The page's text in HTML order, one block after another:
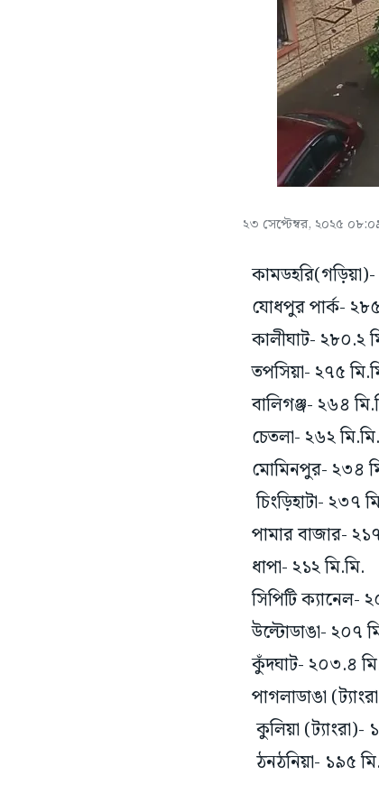
২৩ সেপ্টেম্বর, ২০২৫
যোধপুর পার্ক-
কালীঘাট- ২৮০.২
তপসিয়া- ২৭৫
বালিগঞ্জ- ২৬৪
চেতলা- ২৬২ মি.মি.
মোমিনপুর- ২৩৪
চিংড়িহাটা- ২৩৭
পামার বাজার-
ধাপা- ২১২ মি.মি.
সিপিটি ক্যানেল-
উল্টোডাঙা- ২০৭
কুঁদঘাট- ২০৩.৪
পাগলাডাঙা‌
কুলিয়া (ট্যাংরা)-
ঠনঠনিয়া- ১৯৫